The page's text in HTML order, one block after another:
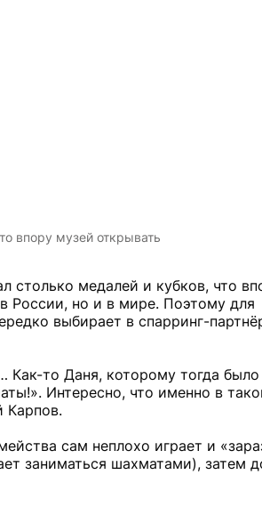
впору музей открывать
столько медалей и кубков, что
России, но и в мире. Поэтому для
выбирает в спарринг-
то Даня, которому тогда было
Интересно, что именно в
Карпов.
сам неплохо играет и
заниматься шахматами), затем